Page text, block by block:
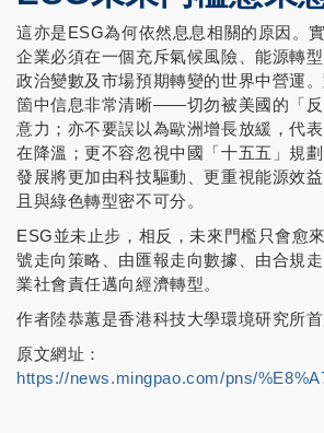
這亦是ESG為何依然息息相關的原因。
企業必須在一個充斥氣候風險、能源轉
政治變數及市場預期轉變的世界中營運。
箇中信息非常清晰——切勿被美國的「
意力；亦不要誤以為歐洲增長放緩，代
在降溫；更不容忽視中國「十五五」規
發展將更加由科技驅動、更重視能源效
且與綠色轉型密不可分。
ESG並未止步，相反，未來門檻只會愈
號走向策略、由匯報走向數據、由合規
業社會責任邁向經濟轉型。
作者陸恭蕙是香港科技大學環境研究所
原文網址：
https://news.mingpao.com/pns/